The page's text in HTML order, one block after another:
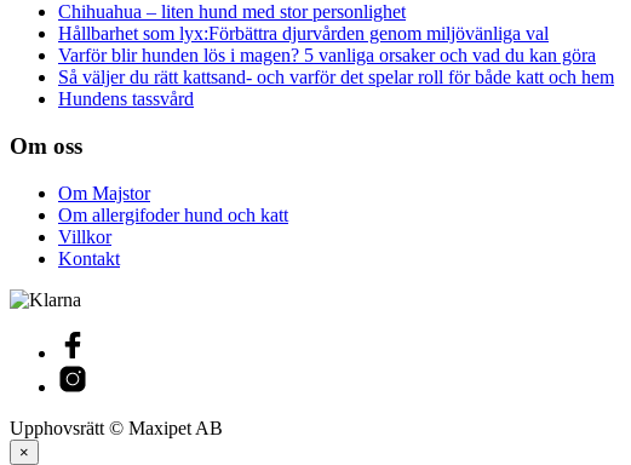
Chihuahua – liten hund med stor personlighet
Hållbarhet som lyx:Förbättra djurvården genom miljövänliga val
Varför blir hunden lös i magen? 5 vanliga orsaker och vad du kan göra
Så väljer du rätt kattsand- och varför det spelar roll för både katt och hem
Hundens tassvård
Om oss
Om Majstor
Om allergifoder hund och katt
Villkor
Kontakt
Upphovsrätt © Maxipet AB
×